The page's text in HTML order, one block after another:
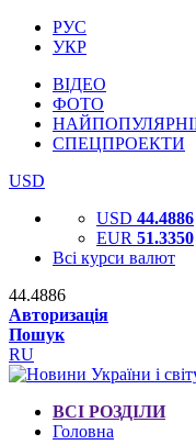
РУС
УКР
ВІДЕО
ФОТО
СПЕЦПРОЕКТИ
USD
USD 44.4886
EUR 51.3350
Всі курси валют
44.4886
Авторизація
Пошук
RU
ВСІ РОЗДІЛИ
Головна